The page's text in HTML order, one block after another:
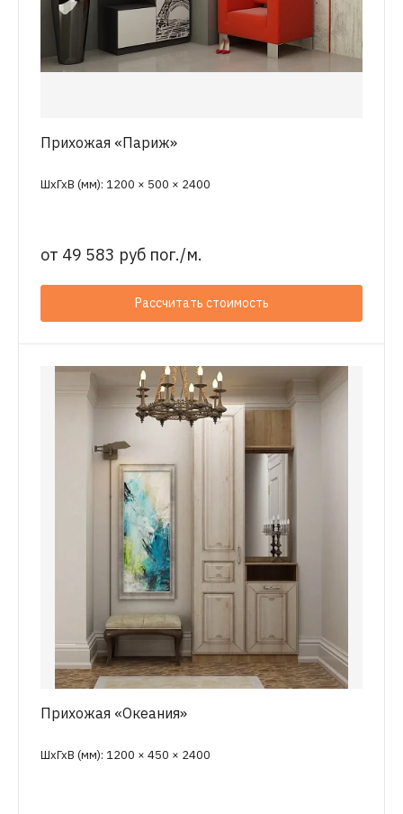
Прихожая «Париж»
ШхГхВ (мм): 1200 × 500 × 2400
от 49 583 руб пог./м.
Рассчитать стоимость
Прихожая «Океания»
ШхГхВ (мм): 1200 × 450 × 2400